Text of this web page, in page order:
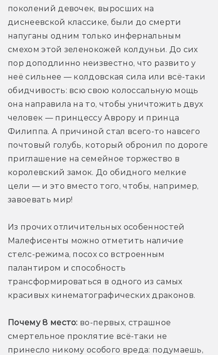
поколений девочек, выросших на
диснеевской классике, были до смерти
напуганы одним только инфернальным
смехом этой зеленокожей колдуньи. До сих
пор доподлинно неизвестно, что развито у
неё сильнее — колдовская сила или всё-таки
обидчивость: всю свою колоссальную мощь
она направила на то, чтобы уничтожить двух
человек — принцессу Аврору и принца
Филиппа. А причиной стал всего-то навсего
почтовый голубь, который обронил по дороге
приглашение на семейное торжество в
королевский замок. До обидного мелкие
цели — и это вместо того, чтобы, например,
завоевать мир!
Из прочих отличительных особенностей
Малефисенты можно отметить наличие
стелс-режима, посох со встроенным
палантиром и способность
трансформироваться в одного из самых
красивых кинематографических драконов.
Почему 8 место: во-первых, страшное
смертельное проклятие всё-таки не
принесло никому особого вреда: подумаешь,